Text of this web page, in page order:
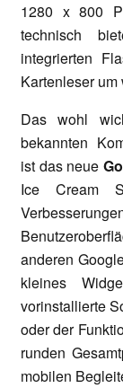
1280 x 800
technisch
integrierten
Kartenleser
Das wohl
bekannten
ist das neue
Ice Cream
anderen
kleines
vorinstallierte
oder der
runden
mobilen